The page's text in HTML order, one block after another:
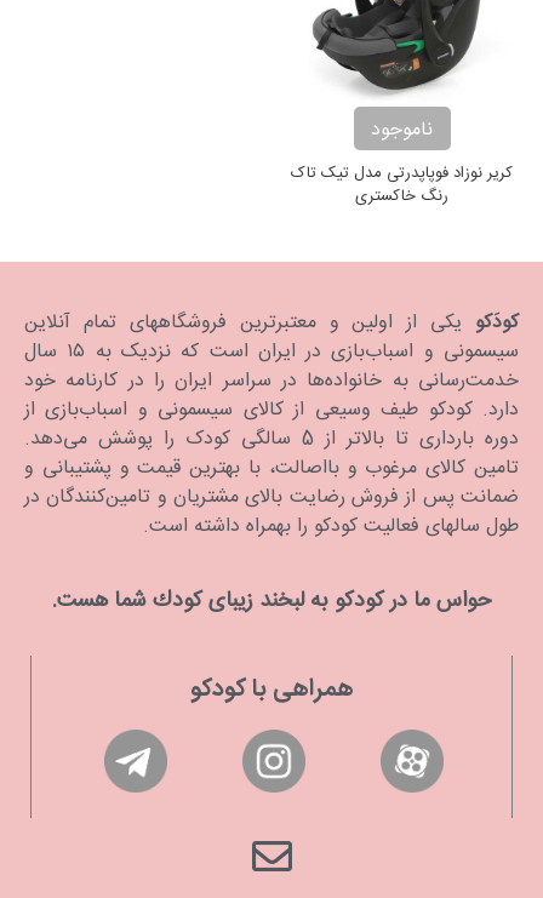
ناموجود
کریر نوزاد فوپاپدرتی مدل تیک تاک
رنگ خاکستری
کودَکو یکی از اولین و معتبرترین فروشگاههای تمام آنلاین
سیسمونی و اسباب‌بازی در ایران است که نزدیک به ۱۵ سال
خدمت‌رسانی به خانواده‌ها در سراسر ایران را در کارنامه خود
دارد. كودكو طیف وسیعی از کالای سیسمونی و اسباب‌بازی از
دوره بارداری تا بالاتر از 5 سالگی کودک را پوشش می‌دهد.
تامین کالای مرغوب و بااصالت، با بهترین قیمت و پشتیبانی و
ضمانت پس از فروش رضایت بالای مشتریان و تامین‌کنندگان در
طول سالهای فعالیت کودکو را بهمراه داشته است.
حواس ما در كودكو به لبخند زیبای كودك شما هست.
همراهی با کودکو